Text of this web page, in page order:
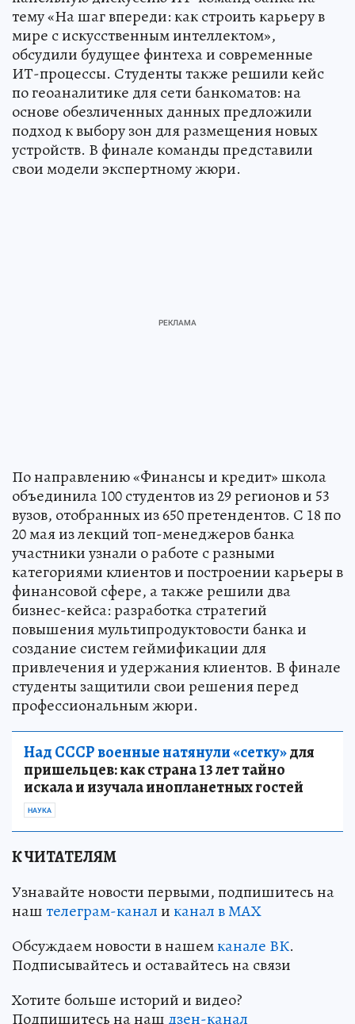
тему «На шаг впереди: как строить карьеру в
мире с искусственным интеллектом»,
обсудили будущее финтеха и современные
ИТ-процессы. Студенты также решили кейс
по геоаналитике для сети банкоматов: на
основе обезличенных данных предложили
подход к выбору зон для размещения новых
устройств. В финале команды представили
свои модели экспертному жюри.
По направлению «Финансы и кредит» школа
объединила 100 студентов из 29 регионов и 53
вузов, отобранных из 650 претендентов. С 18 по
20 мая из лекций топ-менеджеров банка
участники узнали о работе с разными
категориями клиентов и построении карьеры в
финансовой сфере, а также решили два
бизнес-кейса: разработка стратегий
повышения мультипродуктовости банка и
создание систем геймификации для
привлечения и удержания клиентов. В финале
студенты защитили свои решения перед
профессиональным жюри.
Над СССР военные натянули «сетку»для
пришельцев: как страна 13 лет тайно
искала и изучала инопланетных гостей
НАУКА
К ЧИТАТЕЛЯМ
Узнавайте новости первыми, подпишитесь на
наштелеграм-каналиканал в МАХ
Обсуждаем новости в нашемканале ВК.
Подписывайтесь и оставайтесь на связи
Хотите больше историй и видео?
Подпишитесь на наш дзен-канал